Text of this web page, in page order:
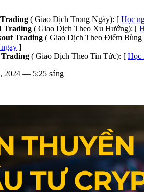
( Giao Dịch Trong Ngày): [ Học
Trading ( Giao Dịch Theo Xu Hướng): [
Trading ( Giao Dịch Theo Điểm Bùng
]
Trading ( Giao Dịch Theo Tin Tức): [ Học
2024 — 5:25 sáng